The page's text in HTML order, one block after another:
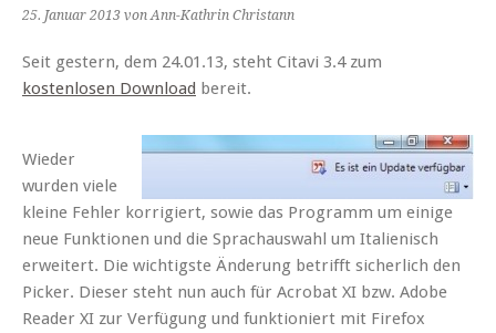
25. Januar 2013 von Ann-Kathrin Christann
Seit gestern, dem 24.01.13, steht Citavi 3.4 zum
kostenlosen Download bereit.
Wieder
wurden viele
kleine Fehler korrigiert, sowie das Programm um einige
neue Funktionen und die Sprachauswahl um Italienisch
erweitert. Die wichtigste Änderung betrifft sicherlich den
Picker. Dieser steht nun auch für Acrobat XI bzw. Adobe
Reader XI zur Verfügung und funktioniert mit Firefox